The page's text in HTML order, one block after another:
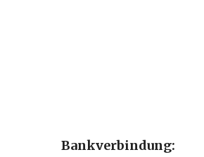
Bankverbindung: